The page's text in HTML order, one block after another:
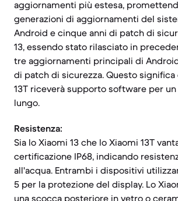
aggiornamenti più estesa,
generazioni di aggiornamenti del
Android e cinque anni di patch di
13, essendo stato rilasciato in
tre aggiornamenti principali di
di patch di sicurezza. Questo significa
13T riceverà supporto software per
lungo.
Resistenza:
Sia lo Xiaomi 13 che lo Xiaomi 13T
certificazione IP68, indicando
all'acqua. Entrambi i dispositivi
5 per la protezione del display. Lo
una scocca posteriore in vetro o